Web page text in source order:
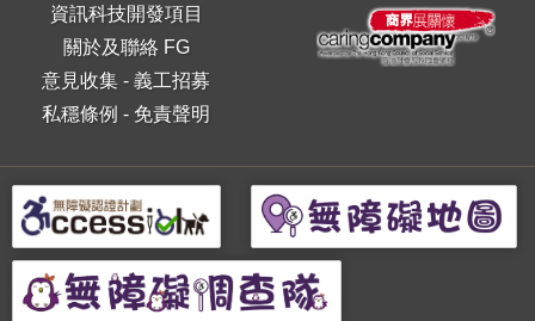
資訊科技開發項目
關於及聯絡 FG
意見收集 -義工招募
私穩條例 - 免責聲明